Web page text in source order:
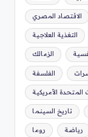
الاقتصاد المصري
التغذية العلاجية
الزمالك
الفلسفة
المتحدة الأمريكية
تاريخ السينما
روما رياضة